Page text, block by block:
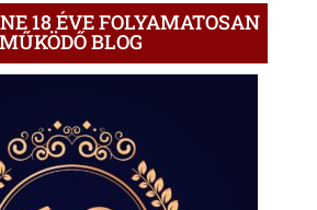
18 ÉVE FOLYAMATOSAN
MŰKÖDŐ BLOG